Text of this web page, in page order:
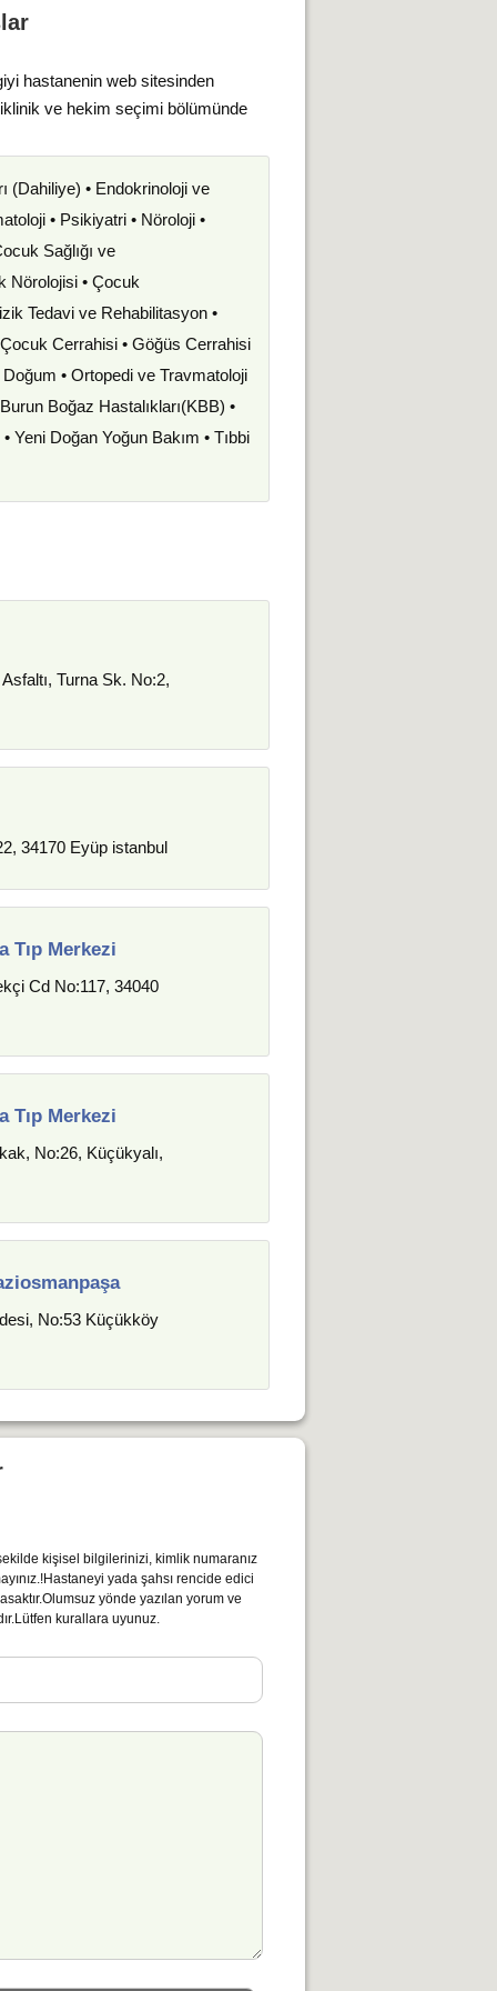
hastanenin web sitesinden
ve hekim seçimi bölümünde
(Dahiliye) • Endokrinoloji ve
• Psikiyatri • Nöroloji •
Sağlığı ve
Nörolojisi • Çocuk
Tedavi ve Rehabilitasyon •
Cerrahisi • Göğüs Cerrahisi
Doğum • Ortopedi ve Travmatoloji
Boğaz Hastalıkları(KBB) •
Yeni Doğan Yoğun Bakım • Tıbbi
Turna Sk. No:2,
34170 Eyüp istanbul
Tıp Merkezi
Cd No:117, 34040
Tıp Merkezi
No:26, Küçükyalı,
No:53 Küçükköy
kişisel bilgilerinizi, kimlik numaranız
yada şahsı rencide edici
yönde yazılan yorum ve
kurallara uyunuz.